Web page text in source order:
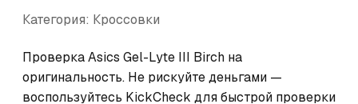
Категория: Кроссовки
Проверка Asics Gel-Lyte III Birch на
оригинальность. Не рискуйте деньгами —
воспользуйтесь KickCheck для быстрой проверки